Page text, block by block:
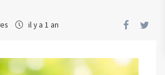
il y a 1 an